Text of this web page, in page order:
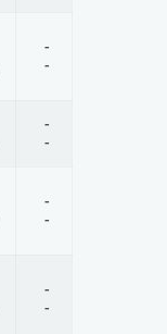
-
-
-
-
-
-
-
-